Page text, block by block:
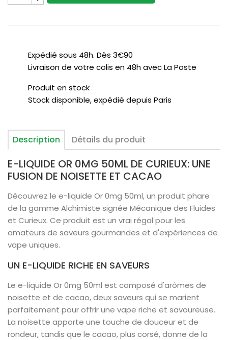
Expédié sous 48h. Dès 3€90
Livraison de votre colis en 48h avec La Poste
Produit en stock
Stock disponible, expédié depuis Paris
Description Détails du produit
E-LIQUIDE OR 0MG 50ML DE CURIEUX: UNE
FUSION DE NOISETTE ET CACAO
Découvrez le e-liquide Or 0mg 50ml, un produit phare
de la gamme Alchimiste signée Mécanique des Fluides
et Curieux. Ce produit est un vrai régal pour les
amateurs de saveurs gourmandes et d'expériences de
vape uniques.
UN E-LIQUIDE RICHE EN SAVEURS
Le e-liquide Or 0mg 50ml est composé d'arômes de
noisette et de cacao, deux saveurs qui se marient
parfaitement pour offrir une vape riche et savoureuse.
La noisette apporte une touche de douceur et de
rondeur, tandis que le cacao, plus corsé, donne de la